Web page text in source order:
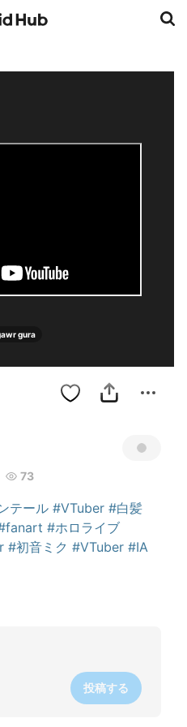
gura
73
テール #VTuber #白髪
#ホロライブ
#初音ミク #VTuber #IA
投稿する